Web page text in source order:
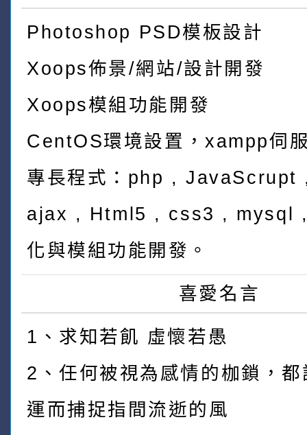
Photoshop PSD模板設計
Xoops佈景/網站/設計開發
Xoops模組功能開發
CentOS環境設置，xampp伺
專長程式：php ,
ajax , Html5 , css3 , mysql
化與模組功能開發。
喜愛名言
1、求知若飢 虛懷若愚
2、任何被視為感情的枷鎖，
運而捕捉指間流逝的風